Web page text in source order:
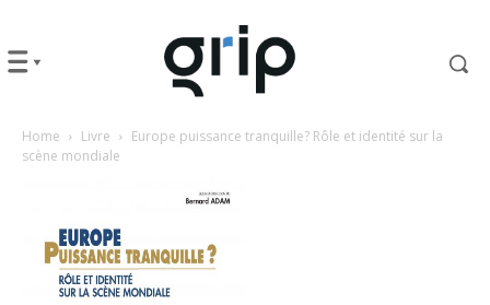
Home Livre
Europe puissance tranquille? Rôle et identité sur la
scène mondiale